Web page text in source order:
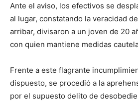
Ante el aviso, los efectivos se
al lugar, constatando la veracidad
arribar, divisaron a un joven de 20
con quien mantiene medidas
Frente a este flagrante
dispuesto, se procedió a la
por el supuesto delito de